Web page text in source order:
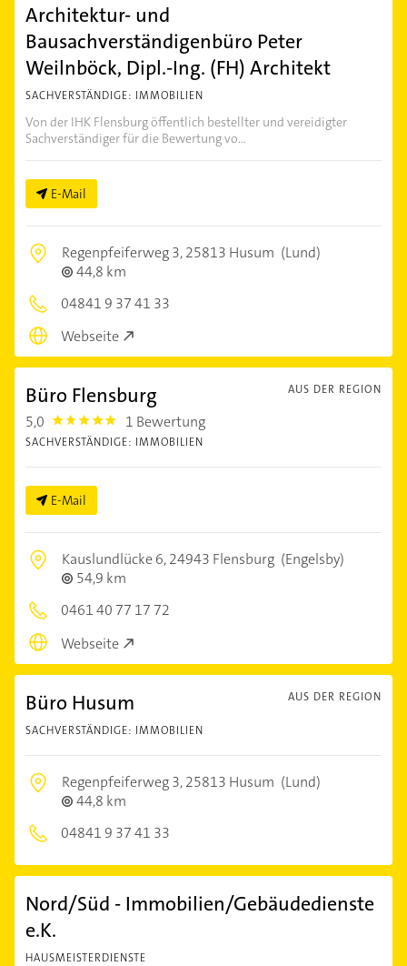
Architektur- und
Bausachverständigenbüro Peter
Weilnböck, Dipl.-Ing. (FH) Architekt
SACHVERSTÄNDIGE: IMMOBILIEN
Von der IHK Flensburg öffentlich bestellter und vereidigter
Sachverständiger für die Bewertung vo...
E-Mail
Regenpfeiferweg 3,25813 Husum (Lund)
44,8 km
04841 9 37 41 33
Webseite
AUS DER REGION
Büro Flensburg
5,0 5.0 1 Bewertung
SACHVERSTÄNDIGE: IMMOBILIEN
E-Mail
Kauslundlücke 6,24943 Flensburg (Engelsby)
54,9 km
0461 40 77 17 72
Webseite
AUS DER REGION
Büro Husum
SACHVERSTÄNDIGE: IMMOBILIEN
Regenpfeiferweg 3,25813 Husum (Lund)
44,8 km
04841 9 37 41 33
Nord/Süd - Immobilien/Gebäudedienste
e.K.
HAUSMEISTERDIENSTE